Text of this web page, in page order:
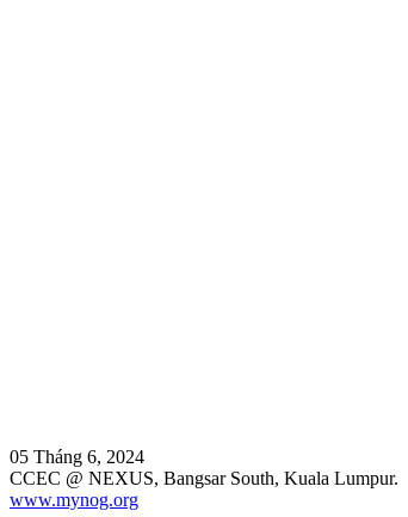
05 Tháng 6, 2024
CCEC @ NEXUS, Bangsar South, Kuala Lumpur.
www.mynog.org